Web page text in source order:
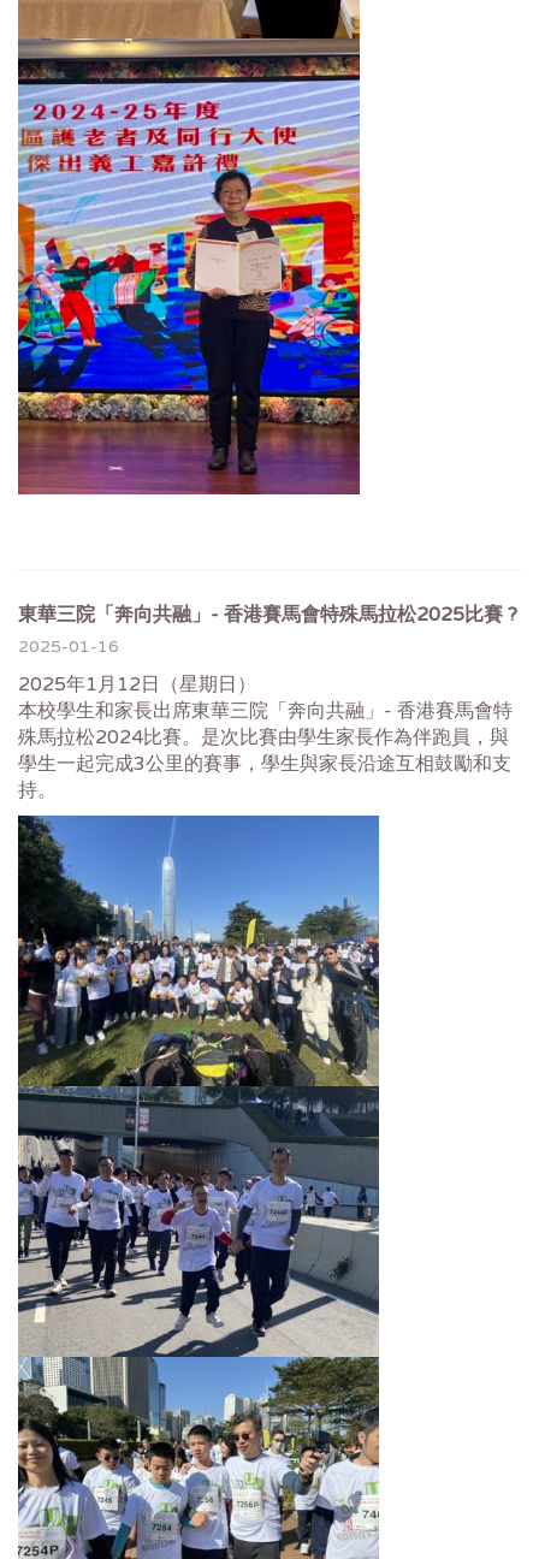
東華三院「奔向共融」- 香港賽馬會特殊馬拉松2025比賽 ?
2025-01-16
2025年1月12日（星期日）
本校學生和家長出席東華三院「奔向共融」- 香港賽馬會特
殊馬拉松2024比賽。是次比賽由學生家長作為伴跑員，與
學生一起完成3公里的賽事，學生與家長沿途互相鼓勵和支
持。